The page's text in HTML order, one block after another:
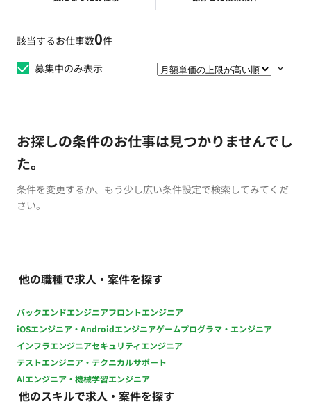
該当するお仕事数0件
募集中のみ表示
お探しの条件のお仕事は見つかりませんでし
た。
条件を変更するか、もう少し広い条件設定で検索してみてくだ
さい。
他の職種で求人・案件を探す
バックエンドエンジニアフロントエンジニア
iOSエンジニア・Androidエンジニアゲームプログラマ・エンジニア
インフラエンジニアセキュリティエンジニア
テストエンジニア・テクニカルサポート
AIエンジニア・機械学習エンジニア
他のスキルで求人・案件を探す